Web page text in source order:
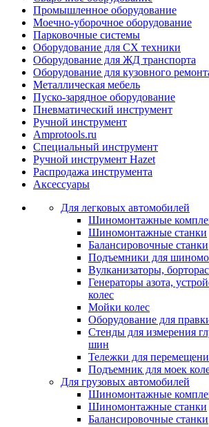
Промышленное оборудование
Моечно-уборочное оборудование
Парковочные системы
Оборудование для СХ техники
Оборудование для ЖД транспорта
Оборудование для кузовного
Металлическая мебель
Пуско-зарядное оборудование
Пневматический инструмент
Ручной инструмент
Amprotools.ru
Специальный инструмент
Ручной инструмент Hazet
Распродажа инструмента
Аксессуары
Для легковых автомобилей
Шиномонтажные
Шиномонтажные станки
Балансировочные станки
Подъемники для
Вулканизаторы,
Генераторы азота,
колес
Мойки колес
Оборудование для
Стенды для измерения
шин
Тележки для
Подъемник для моек
Для грузовых автомобилей
Шиномонтажные
Шиномонтажные станки
Балансировочные станки